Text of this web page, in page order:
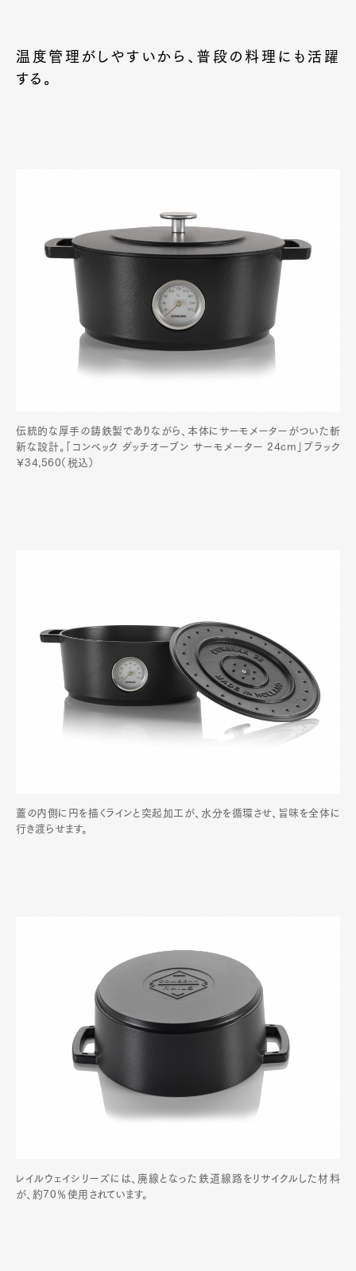
温度管理がしやすいから、普段の料理にも活躍
する。
伝統的な厚手の鋳鉄製でありながら、本体にサーモメーターがついた斬
新な設計。「コンベック ダッチオーブン サーモメーター 24cm」ブラック
￥34,560（税込）
蓋の内側に円を描くラインと突起加工が、水分を循環させ、旨味を全体に
行き渡らせます。
レイルウェイシリーズには、廃線となった鉄道線路をリサイクルした材料
が、約70％使用されています。